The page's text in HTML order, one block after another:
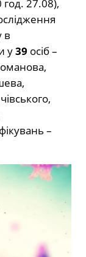
27.08),
в
у39 осіб –
–